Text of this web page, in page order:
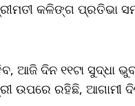
କଳିଙ୍ଗ ପ୍ରତିଭା
ଆଜି ଦିନ ୧୧ଟା ସୁଦ୍ଧା
ଉପରେ ରହିଛି, ଆଗାମୀ